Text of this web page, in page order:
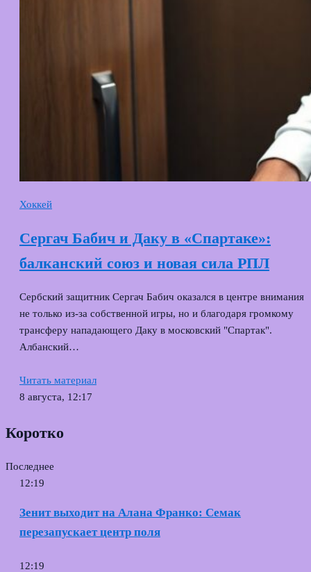
Хоккей
Сергач Бабич и Даку в «Спартаке»:
балканский союз и новая сила РПЛ
Сербский защитник Сергач Бабич оказался в центре внимания
не только из‑за собственной игры, но и благодаря громкому
трансферу нападающего Даку в московский "Спартак".
Албанский…
Читать материал
8 августа, 12:17
Коротко
Последнее
12:19
Зенит выходит на Алана Франко: Семак
перезапускает центр поля
12:19